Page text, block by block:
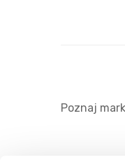
Poznaj